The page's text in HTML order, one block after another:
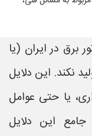
در ایران (یا
نکند. این دلایل
یا حتی عوامل
این دلایل